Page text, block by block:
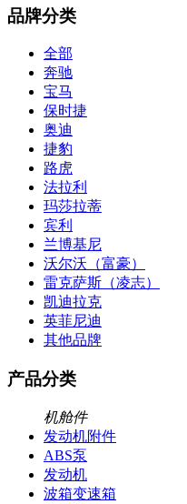
品牌分类
全部
奔驰
宝马
保时捷
奥迪
捷豹
路虎
法拉利
玛莎拉蒂
宾利
兰博基尼
沃尔沃（富豪）
雷克萨斯（凌志）
凯迪拉克
英菲尼迪
其他品牌
产品分类
机舱件
发动机附件
ABS泵
发动机
波箱变速箱